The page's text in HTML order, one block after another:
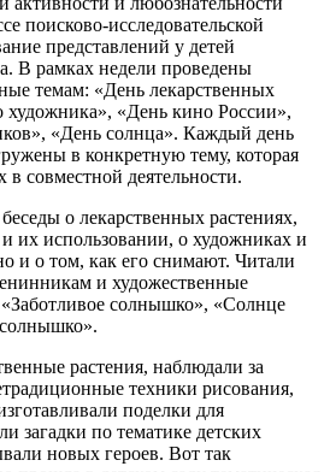
поисково-исследовательской
представлений у детей
В рамках недели проведены
темам: «День лекарственных
«День кино России»,
«День солнца». Каждый день
в конкретную тему, которая
в совместной деятельности.
о лекарственных растениях,
их использовании, о художниках и
и о том, как его снимают. Читали
и художественные
солнышко», «Солнце
растения, наблюдали за
техники рисования,
поделки для
загадки по тематике детских
новых героев. Вот так